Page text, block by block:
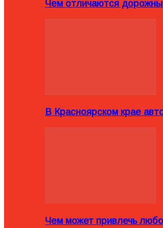
Чем отличаются
В Красноярском крае
Чем может привлечь